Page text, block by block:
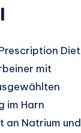
Diet
mit
im Harn
an Natrium und